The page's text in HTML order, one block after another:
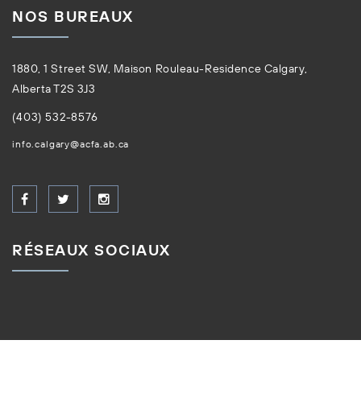
NOS BUREAUX
1880, 1 Street SW, Maison Rouleau-Residence Calgary,
Alberta T2S 3J3
(403) 532-8576
info.calgary@acfa.ab.ca
RÉSEAUX SOCIAUX